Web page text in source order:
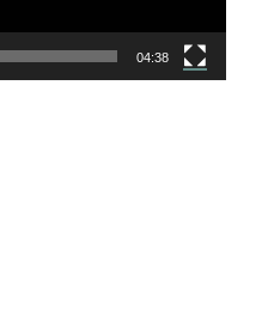
04:38